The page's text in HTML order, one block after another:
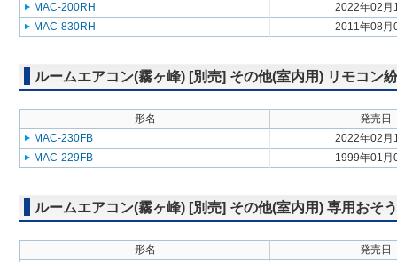
MAC-200RH
2022年02月
MAC-830RH
2011年08月
ルームエアコン(霧ヶ峰) [別売] その他(室内用) リモコン
形名
発売日
MAC-230FB
2022年02月
MAC-229FB
1999年01月
ルームエアコン(霧ヶ峰) [別売] その他(室内用) 専用おそ
形名
発売日